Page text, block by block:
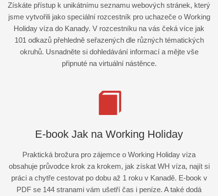
Získáte přístup k unikátnímu seznamu webových stránek, který
jsme vytvořili jako speciální rozcestník pro uchazeče o Working
Holiday víza do Kanady. V rozcestníku na vás čeká více jak
101 odkazů přehledně seřazených dle různých tématických
okruhů. Usnadněte si dohledávání informací a mějte vše
připnuté na virtuální nástěnce.
E-book Jak na Working Holiday
Praktická brožura pro zájemce o Working Holiday víza
obsahuje průvodce krok za krokem, jak získat WH víza, najít si
práci a chytře cestovat po dobu až 1 roku v Kanadě. E-book v
PDF se 144 stranami vám ušetří čas i peníze. A také dodá